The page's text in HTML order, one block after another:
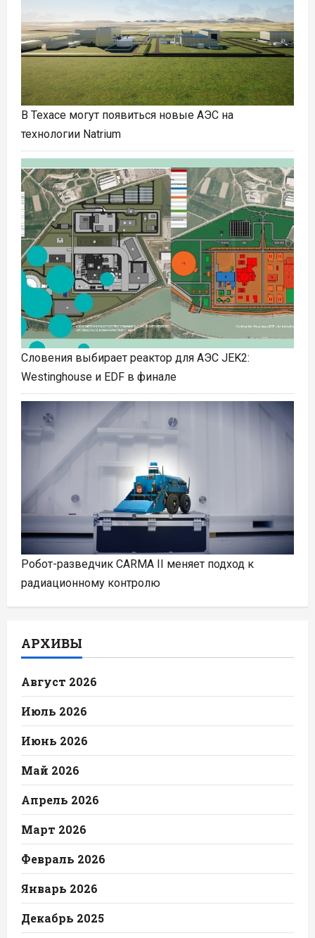
В Техасе могут появиться новые АЭС на
технологии Natrium
Словения выбирает реактор для АЭС JEK2:
Westinghouse и EDF в финале
Робот-разведчик CARMA II меняет подход к
радиационному контролю
АРХИВЫ
Август 2026
Июль 2026
Июнь 2026
Май 2026
Апрель 2026
Март 2026
Февраль 2026
Январь 2026
Декабрь 2025